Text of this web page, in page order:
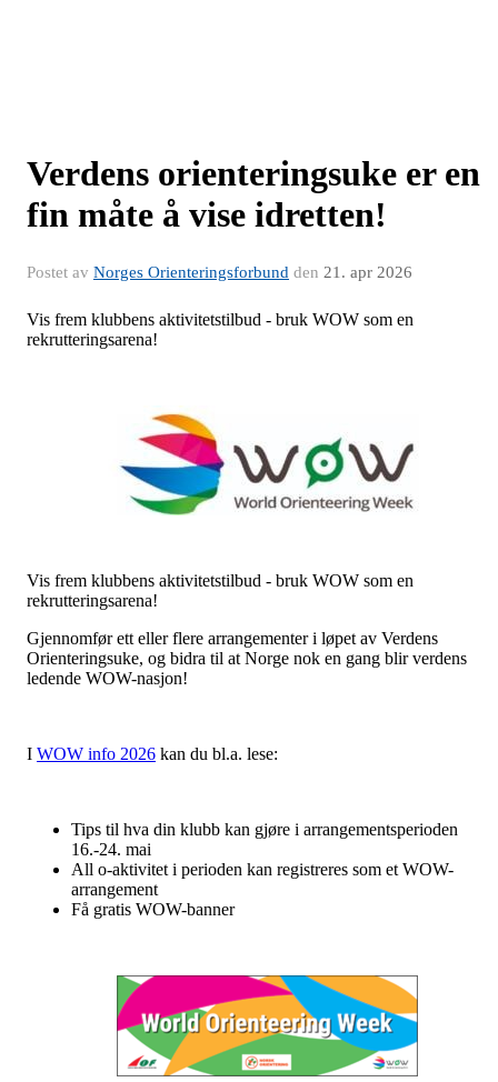
Verdens orienteringsuke er en
fin måte å vise idretten!
Postet av Norges Orienteringsforbund den 21. apr 2026
Vis frem klubbens aktivitetstilbud - bruk WOW som en
rekrutteringsarena!
Vis frem klubbens aktivitetstilbud - bruk WOW som en
rekrutteringsarena!
Gjennomfør ett eller flere arrangementer i løpet av Verdens
Orienteringsuke, og bidra til at Norge nok en gang blir verdens
ledende WOW-nasjon!
I WOW info 2026 kan du bl.a. lese:
Tips til hva din klubb kan gjøre i arrangementsperioden
16.-24. mai
All o-aktivitet i perioden kan registreres som et WOW-
arrangement
Få gratis WOW-banner